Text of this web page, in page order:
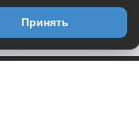
Принять